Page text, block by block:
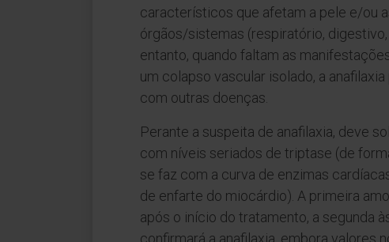
característicos que afetam a pele e/ou
órgãos/sistemas (respiratório,
entanto, quando faltam as
um colapso vascular isolado, a
com outras doenças.
Perante a suspeita de anafilaxia, deve
com níveis seriados de triptase (de
se faz com a curva de enzimas
de enfarte do miocárdio). A primeira
após o início do tratamento, a segunda
confirmará a anafilaxia, embora valores